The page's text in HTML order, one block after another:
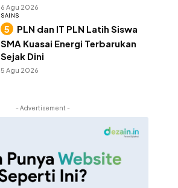
6 Agu 2026
SAINS
PLN dan IT PLN Latih Siswa
SMA Kuasai Energi Terbarukan
Sejak Dini
5 Agu 2026
- Advertisement -